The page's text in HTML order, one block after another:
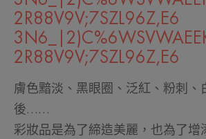
2R88V9V;7SZL96Z,E6
2R88V9V;7SZL96Z,E6
膚色黯淡、黑眼圈、泛紅、粉刺、
後……
彩妝品是為了締造美麗，也為了增